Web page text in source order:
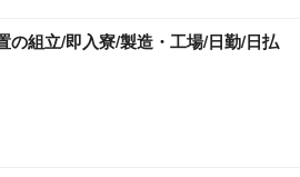
の組立/即入寮/製造・工場/日勤/日払